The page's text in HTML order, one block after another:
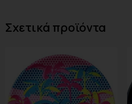
Σχετικά προϊόντα